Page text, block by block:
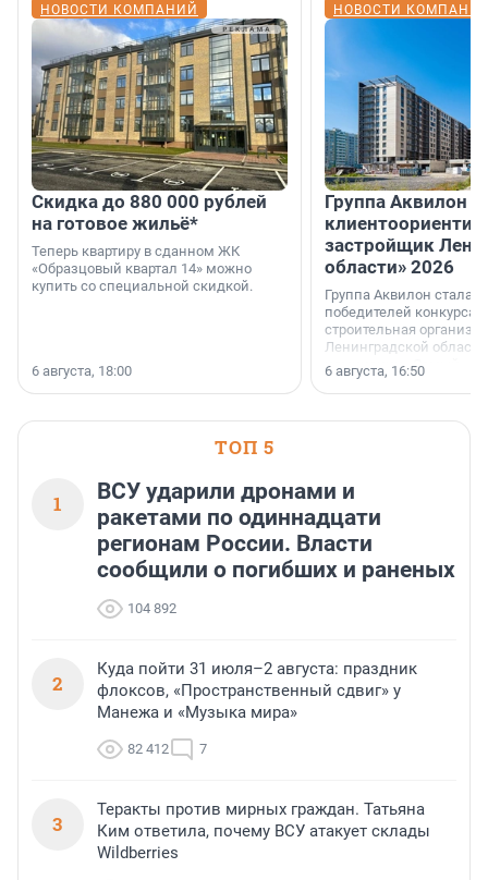
НОВОСТИ КОМПАНИЙ
Скидка до 880 000 рублей
на готовое жильё*
Теперь квартиру в сданном ЖК
«Образцовый квартал 14» можно
купить со специальной скидкой.
6 августа, 18:00
НОВОСТИ
Группа Аквилон
застройщик
области» 2026
Группа Аквилон стала
победителей конкурса
строительная
Ленинградской области
номинации «Самый
застройщик
области».
6 августа, 16:50
ТОП 5
1
ВСУ ударили дронами и
ракетами по одиннадцати
регионам России. Власти
сообщили о погибших и раненых
104 892
2
Куда пойти 31 июля–2 августа: праздник
флоксов, «Пространственный сдвиг» у
Манежа и «Музыка мира»
82 412 7
3
Теракты против мирных граждан. Татьяна
Ким ответила, почему ВСУ атакует склады
Wildberries